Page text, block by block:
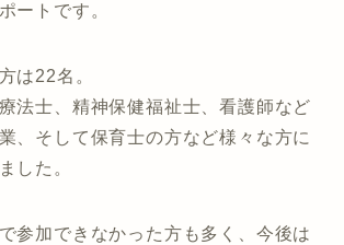
ートです。
は22名。
法士、精神保健福祉士、看護師など
、そして保育士の方など様々な方に
した。
参加できなかった方も多く、今後は